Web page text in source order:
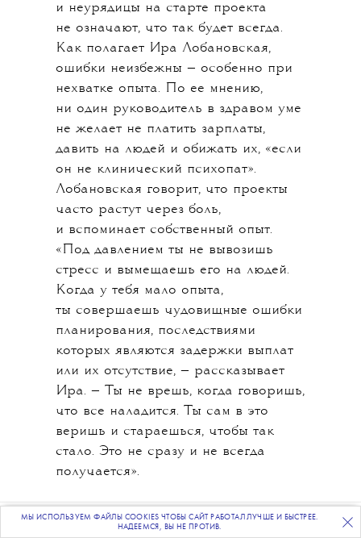
ПОДПИСЫВАЙТЕСЬНА НАШУ ВЕЧЕРНЮЮ РАССЫЛКУ
и неурядицы на старте проекта
не означают, что так будет всегда.
Как полагает Ира Лобановская,
ошибки неизбежны — особенно при
нехватке опыта. По ее мнению,
ни один руководитель в здравом уме
не желает не платить зарплаты,
давить на людей и обижать их, «если
он не клинический психопат».
Лобановская говорит, что проекты
часто растут через боль,
и вспоминает собственный опыт.
«Под давлением ты не вывозишь
стресс и вымещаешь его на людей.
Когда у тебя мало опыта,
ты совершаешь чудовищные ошибки
планирования, последствиями
которых являются задержки выплат
или их отсутствие, — рассказывает
Ира. — Ты не врешь, когда говоришь,
что все наладится. Ты сам в это
веришь и стараешься, чтобы так
стало. Это не сразу и не всегда
получается».
МЫ ИСПОЛЬЗУЕМ ФАЙЛЫ COOKIES ЧТОБЫ САЙТ РАБОТАЛ ЛУЧШЕ И БЫСТРЕЕ.
НАДЕЕМСЯ, ВЫ НЕ ПРОТИВ.